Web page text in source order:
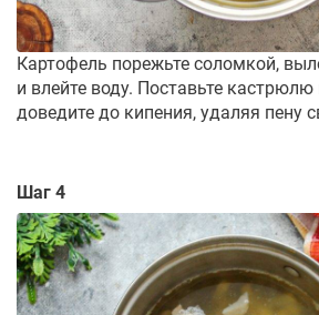
Картофель порежьте соломкой,
и влейте воду. Поставьте
доведите до кипения, удаляя пену
Шаг 4